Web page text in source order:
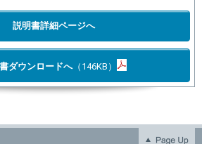
説明書詳細ページへ
ダウンロードへ（146KB）